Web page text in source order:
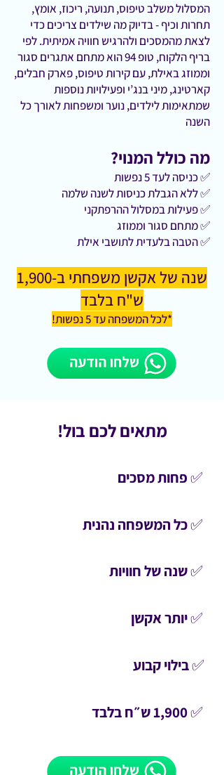
המסלול משלב טיפוס, תנועה, ריכוז, אומץ,
תחרות וכיף - בדיוק מה שילדים צריכים כדי
לצאת מהמסכים ולהרגיש חוויה אמיתית. לפי
בריף הלקוח, טופ 94 הוא מתחם אתגרים סגור
וממוזג באילת, עם קירות טיפוס, פארק חבלים,
קארטינג, מיני בנג’י ופעילויות נוספות
שמתאימות לילדים, נוער ומשפחות לאורך כל
השנה
מה כולל המנוי?
✅ כניסה לעד 5 נפשות
✅ ללא הגבלת כניסות לשנה שלמה
✅ פעילות במסלול ההרפתקני
✅ מתחם סגור וממוזג
✅ הטבה בלעדית לתושבי אילת
שנה של אקשן משפחתי ב-1,900
ש"ח בלבד
*לכל המשפחה עד 5 נפשות!
מתאים לכם בול!
✅ פחות מסכים
✅ כל המשפחה נהנית
✅ שנה של חוויות
✅ יותר אקשן
✅ בילוי קבוע
✅ 1,900 ש״ח בלבד